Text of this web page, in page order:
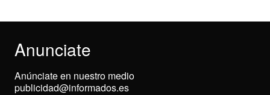
Anunciate
Anúnciate en nuestro medio
publicidad@informados.es